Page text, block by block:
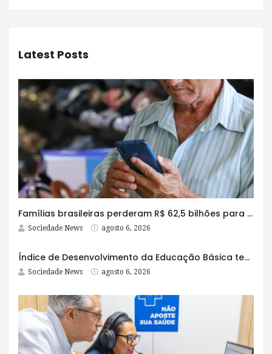
Latest Posts
Famílias brasileiras perderam R$ 62,5 bilhões para bets em 2025
Sociedade News agosto 6, 2026
Índice de Desenvolvimento da Educação Básica tem elevação em todas as etapas
Sociedade News agosto 6, 2026